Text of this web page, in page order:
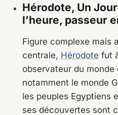
Hérodote, Un
l’heure, passeur
Figure complexe mais
centrale, Hérodote fut
observateur du monde
notamment le monde
les peuples Egyptiens
ses découvertes sont